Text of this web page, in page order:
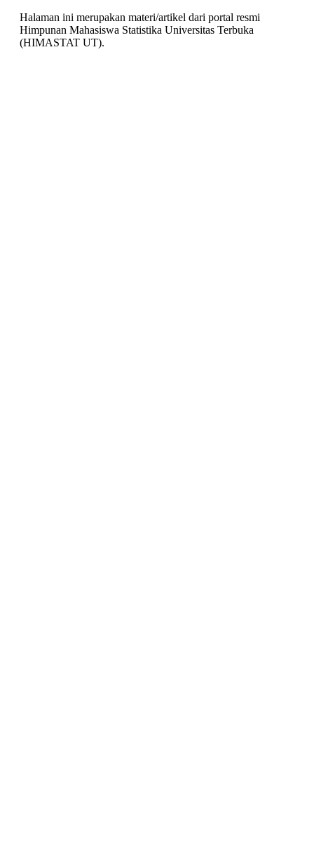
Halaman ini merupakan materi/artikel dari portal resmi
Himpunan Mahasiswa Statistika Universitas Terbuka
(HIMASTAT UT).